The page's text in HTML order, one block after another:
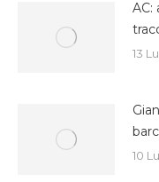
AC:
13
10